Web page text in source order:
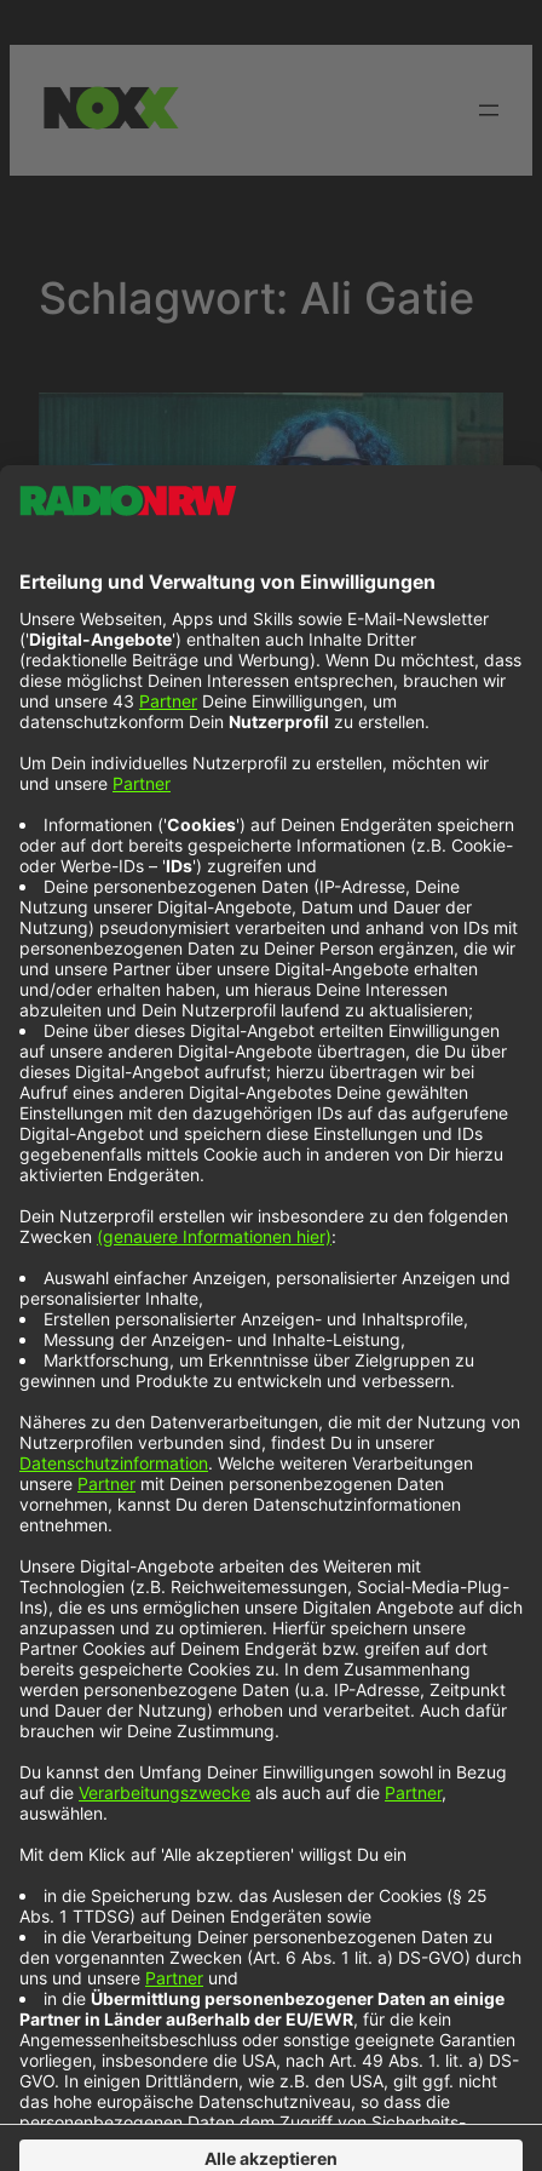
springen
Schlagwort: Ali Gatie
Ali Gatie feat.
Kehlani – The Look
In „The Look“ singen Ali Gatie und Kehlani
zusammen zwischen rhythmischen Bass-Lines und
Drums über das Austauschen von intensiven
Blicken. „The Look“ ist der Moment im Club, in
dem sich zwei Blicke treffen und in dem beide
passt. Der Song ist die Lead-Single des neuen
Albums „Who Hurt…
Ali Gatie – Million
Miles Apart
Ali Gatie haben wir euch erst vor kurzem wieder
auf den Schirm gebracht. Jetzt ist „Million Miles